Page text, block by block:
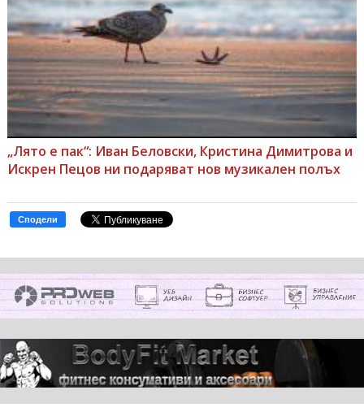
„Лято е пак“: Иван Беловски, Кристина Димитрова и
Искрен Пецов ни подаряват нов музикален полъх
Сподели